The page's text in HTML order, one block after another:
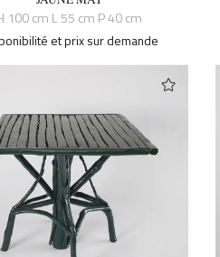
100 cm L 55 cm P 40 cm
et prix sur demande